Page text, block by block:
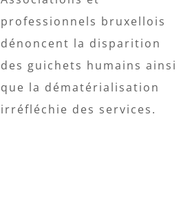
professionnels bruxellois
dénoncent la disparition
des guichets humains ainsi
que la dématérialisation
irréfléchie des services.